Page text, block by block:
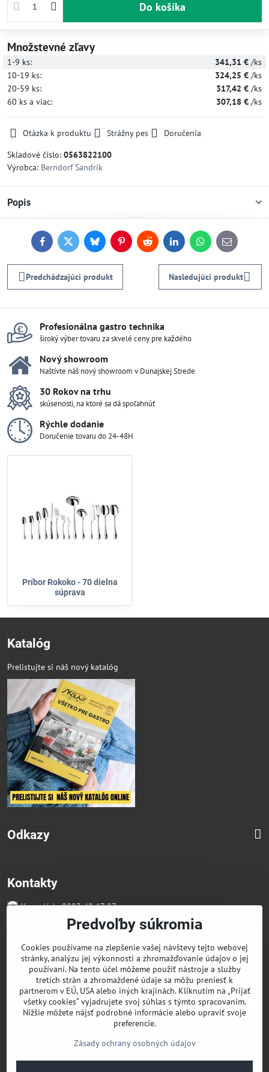
Do košíka
Množstevné zľavy
1-9 ks: 341,31 € /ks
10-19 ks: 324,25 € /ks
20-59 ks: 317,42 € /ks
60 ks a viac: 307,18 € /ks
Otázka k produktu Strážny pes
Doručenia
Skladové číslo: 0563822100
Výrobca: Berndorf Sandrik
Popis
FacebookTwitterBlueskyPinterestReddit LinkedInWhatsApp
E-
mail
Predchádzajúci produkt Nasledujúci produkt
Profesionálna gastro technika
široký výber tovaru za skvelé ceny pre každého
Nový showroom
Naštívte náš nový showroom v Dunajskej Strede
30 Rokov na trhu
skúsenosti, na ktoré sa dá spoľahnúť
Rýchle dodanie
Doručenie tovaru do 24-48H
Príbor Rokoko - 70 dielna
súprava
Katalóg
Prelistujte si náš nový katalóg
Odkazy
Kontakty
Kancelária 0903 49 67 27
Faktúry/Reklamácia 0914 27 44 27
Email skglass@skglass.sk
Projekty gastro@skglass.sk
Osobný Odber Bratislavská 919/4 Dunajská Streda
Predvoľby súkromia
Cookies používame na zlepšenie vašej návštevy tejto webovej
stránky, analýzu jej výkonnosti a zhromažďovanie údajov o jej
používaní. Na tento účel môžeme použiť nástroje a služby
tretích strán a zhromaždené údaje sa môžu preniesť k
partnerom v EÚ, USA alebo iných krajinách. Kliknutím na „Prijať
všetky cookies“ vyjadrujete svoj súhlas s týmto spracovaním.
Nižšie môžete nájsť podrobné informácie alebo upraviť svoje
preferencie.
Zásady ochrany osobných údajov